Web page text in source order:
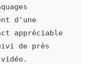
d'une
appréciable
de près